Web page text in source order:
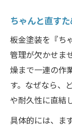
ちゃんと直す
板金塗装を『ち
管理が欠かせま
燥まで一連の作
す。なぜなら、
や耐久性に直結
具体的には、ま